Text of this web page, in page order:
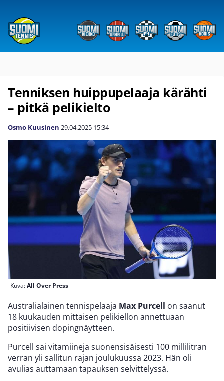
Tenniksen huippupelaaja kärähti
– pitkä pelikielto
Osmo Kuusinen 29.04.2025 15:34
Kuva:All Over Press
Australialainen tennispelaaja Max Purcell on saanut
18 kuukauden mittaisen pelikiellon annettuaan
positiivisen dopingnäytteen.
Purcell sai vitamiineja suonensisäisesti 100 millilitran
verran yli sallitun rajan joulukuussa 2023. Hän oli
avulias auttamaan tapauksen selvittelyssä.